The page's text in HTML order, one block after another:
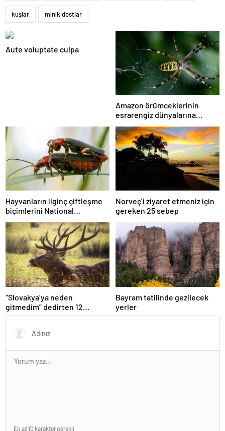
kuşlar minik dostlar
Aute voluptate culpa
Amazon örümceklerinin
esrarengiz dünyalarına
gitmeye hazır olun.
Hayvanların ilginç çiftleşme
biçimlerini National
Geographic görüntüledi.
Norveç’i ziyaret etmeniz için
gereken 25 sebep
“Slovakya’ya neden
gitmedim” dedirten 12
fotoğraf
Bayram tatilinde gezilecek
yerler
En az 10 karakter gerekli